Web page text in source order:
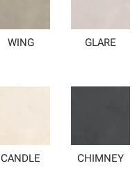
WING GLARE
CANDLE CHIMNEY